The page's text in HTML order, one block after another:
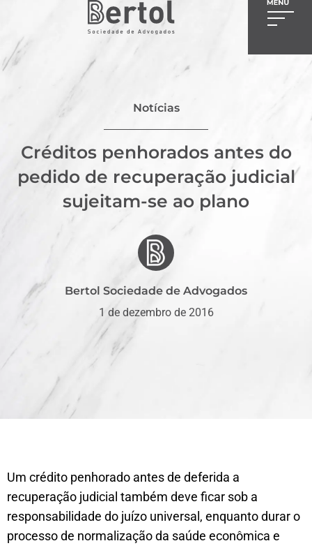
Notícias
Créditos penhorados antes do
pedido de recuperação judicial
sujeitam-se ao plano
Bertol Sociedade de Advogados
1 de dezembro de 2016
Um crédito penhorado antes de deferida a
recuperação judicial também deve ficar sob a
responsabilidade do juízo universal, enquanto durar o
processo de normalização da saúde econômica e